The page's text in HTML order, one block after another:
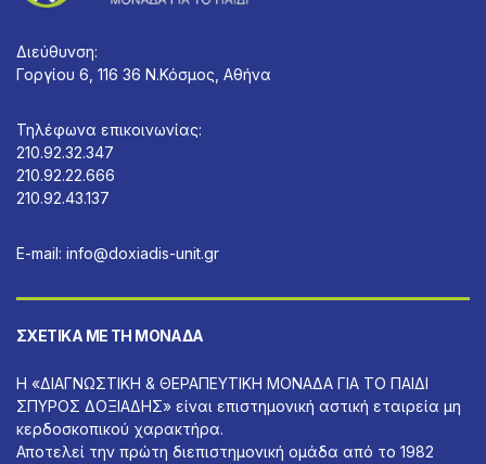
Διεύθυνση:
Γοργίου 6, 116 36 Ν.Κόσμος, Αθήνα
Τηλέφωνα επικοινωνίας:
210.92.32.347
210.92.22.666
210.92.43.137
E-mail: info@doxiadis-unit.gr
ΣΧΕΤΙΚΆ ΜΕ ΤΗ ΜΟΝΆΔΑ
Η «ΔΙΑΓΝΩΣΤΙΚΗ & ΘΕΡΑΠΕΥΤΙΚΗ ΜΟΝΑΔΑ ΓΙΑ ΤΟ ΠΑΙΔΙ
ΣΠΥΡΟΣ ΔΟΞΙΑΔΗΣ» είναι επιστημονική αστική εταιρεία μη
κερδοσκοπικού χαρακτήρα.
Αποτελεί την πρώτη διεπιστημονική ομάδα από το 1982